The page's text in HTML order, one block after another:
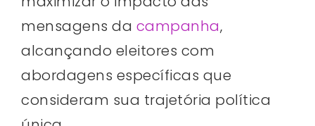
mensagens da campanha,
alcançando eleitores com
abordagens específicas que
consideram sua trajetória política